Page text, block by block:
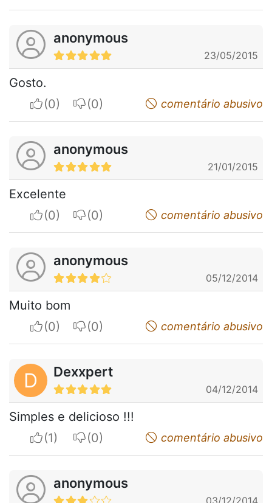
anonymous
23/05/2015
Gosto.
I apreciateI do not appreciatecomentário abusivo
anonymous
21/01/2015
Excelente
I apreciateI do not appreciatecomentário abusivo
anonymous
05/12/2014
Muito bom
I apreciateI do not appreciatecomentário abusivo
D Dexxpert
04/12/2014
Simples e delicioso !!!
I apreciateI do not appreciatecomentário abusivo
anonymous
03/12/2014